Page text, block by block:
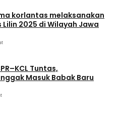
korlantas melaksanakan
Lilin 2025 di Wilayah Jawa
Tuntas,
Masuk Babak Baru